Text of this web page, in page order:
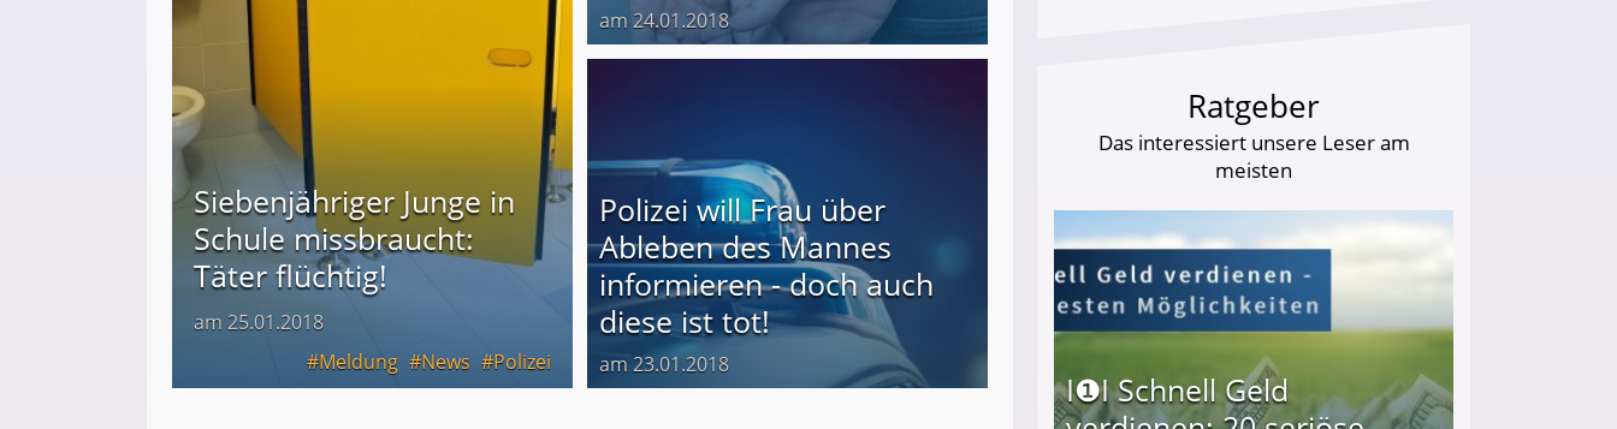
Siebenjähriger Junge in
Schule missbraucht:
Täter flüchtig!
am 25.01.2018
Meldung
News Polizei
am 24.01.2018
Polizei will Frau über
Ableben des Mannes
informieren - doch auch
diese ist tot!
am 23.01.2018
Ratgeber
Das interessiert unsere Leser am
meisten
I❶I Schnell Geld